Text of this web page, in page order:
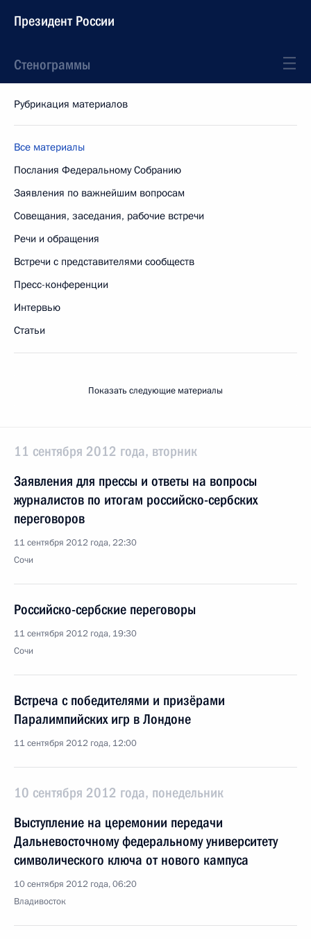
Президент России
Стенограммы
Рубрикация материалов
Все материалы
Послания Федеральному Собранию
Заявления по важнейшим вопросам
Совещания, заседания, рабочие встречи
Речи и обращения
Встречи с представителями сообществ
Пресс-конференции
Интервью
Статьи
Показать следующие материалы
11 сентября 2012 года, вторник
Заявления для прессы и ответы на вопросы
журналистов по итогам российско-сербских
переговоров
11 сентября 2012 года, 22:30
Сочи
Российско-сербские переговоры
11 сентября 2012 года, 19:30
Сочи
Встреча с победителями и призёрами
Паралимпийских игр в Лондоне
11 сентября 2012 года, 12:00
10 сентября 2012 года, понедельник
Выступление на церемонии передачи
Дальневосточному федеральному университету
символического ключа от нового кампуса
10 сентября 2012 года, 06:20
Владивосток